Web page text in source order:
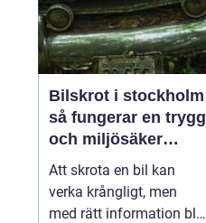
Bilskrot i stockholm
så fungerar en trygg
och miljösäker
skrotning
Att skrota en bil kan
verka krångligt, men
med rätt information blir